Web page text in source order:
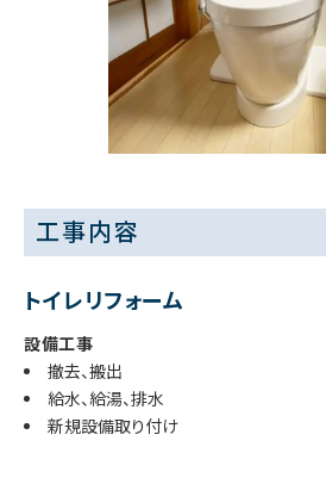
工事内容
トイレリフォーム
設備工事
撤去、搬出
給水、給湯、排水
新規設備取り付け